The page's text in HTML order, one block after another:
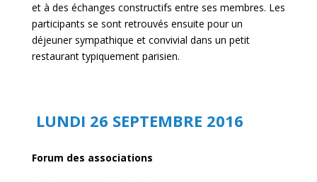
et à des échanges constructifs entre ses membres. Les
participants se sont retrouvés ensuite pour un
déjeuner sympathique et convivial dans un petit
restaurant typiquement parisien.
LUNDI 26 SEPTEMBRE 2016
Forum des associations